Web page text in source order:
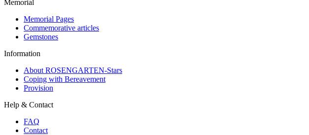
Memorial
Memorial Pages
Commemorative articles
Gemstones
Information
About ROSENGARTEN-Stars
Coping with Bereavement
Provision
Help & Contact
FAQ
Contact